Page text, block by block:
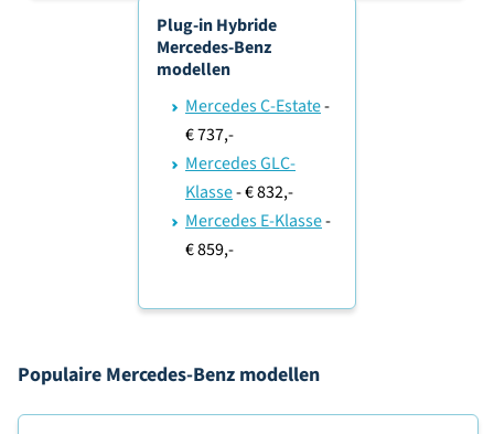
Plug-in Hybride
Mercedes-Benz
modellen
Mercedes C-Estate-
€ 737,-
Mercedes GLC-
Klasse- € 832,-
Mercedes E-Klasse-
€ 859,-
Populaire Mercedes-Benz modellen